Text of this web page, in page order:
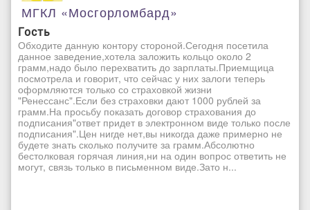
МГКЛ «Мосгорломбард»
Гость
Обходите данную контору стороной.Сегодня посетила
данное заведение,хотела заложить кольцо около 2
грамм,надо было перехватить до зарплаты.Приемщица
посмотрела и говорит, что сейчас у них залоги теперь
оформляются только со страховкой жизни
"Ренессанс".Если без страховки дают 1000 рублей за
грамм.На просьбу показать договор страхования до
подписания"ответ придет в электронном виде только после
подписания".Цен нигде нет,вы никогда даже примерно не
будете знать сколько получите за грамм.Абсолютно
бестолковая горячая линия,ни на один вопрос ответить не
могут, связь только в письменном виде.Зато н...